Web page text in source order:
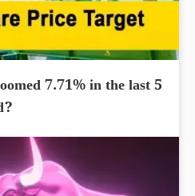
7.71% in the last 5